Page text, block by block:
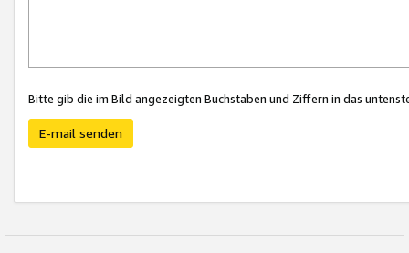
Bitte gib die im Bild angezeigten Buchstaben und Ziffern in das
E-mail senden